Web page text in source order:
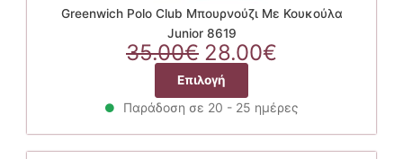
Greenwich Polo Club Μπουρνούζι Με Κουκούλα
Junior 8619
35.00€ Original
price
was:
35.00€.
28.00€
είναι:
28.00€.
Επιλογή
προϊόν
έχει
πολλαπλές
Παράδοση σε 20 - 25 ημέρες